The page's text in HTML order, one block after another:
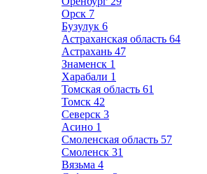
Орск 7
Бузулук 6
Астраханская область 64
Астрахань 47
Знаменск 1
Харабали 1
Томская область 61
Томск 42
Северск 3
Асино 1
Смоленская область 57
Смоленск 31
Вязьма 4